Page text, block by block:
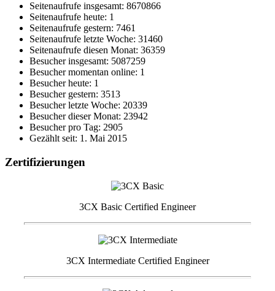
Seitenaufrufe insgesamt: 8670866
Seitenaufrufe heute: 1
Seitenaufrufe gestern: 7461
Seitenaufrufe letzte Woche: 31460
Seitenaufrufe diesen Monat: 36359
Besucher insgesamt: 5087259
Besucher momentan online: 1
Besucher heute: 1
Besucher gestern: 3513
Besucher letzte Woche: 20339
Besucher dieser Monat: 23942
Besucher pro Tag: 2905
Gezählt seit: 1. Mai 2015
Zertifizierungen
3CX Basic Certified Engineer
3CX Intermediate Certified Engineer